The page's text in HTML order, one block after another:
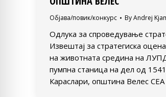
Објава/повик/конкурс ByAndrej
Одлука за спроведување
Извештај за стратегиска
на животната средина на
пумпна станица на дел од
Караслари, општина Велес